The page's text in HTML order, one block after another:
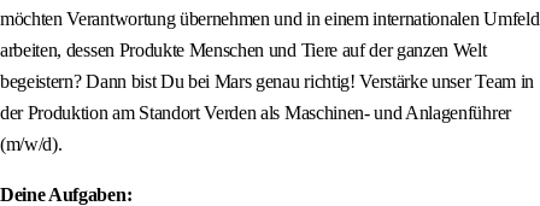
möchten Verantwortung übernehmen und in einem internationalen Umfeld
arbeiten, dessen Produkte Menschen und Tiere auf der ganzen Welt
begeistern? Dann bist Du bei Mars genau richtig! Verstärke unser Team in
der Produktion am Standort Verden als Maschinen- und Anlagenführer
(m/w/d).
Deine Aufgaben: